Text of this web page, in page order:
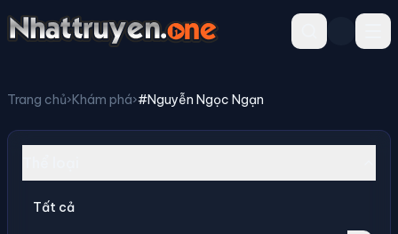
Trang chủ›Khám phá›#Nguyễn Ngọc Ngạn
Tất cả